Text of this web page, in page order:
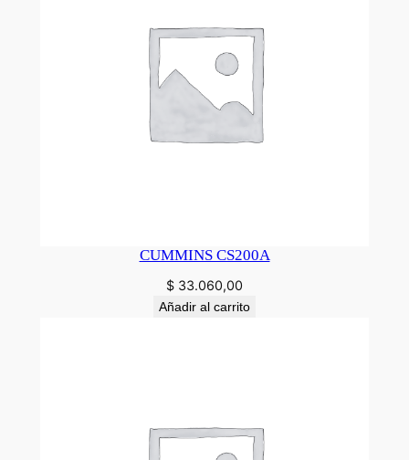
CUMMINS CS200A
$ 33.060,00
Añadir al carrito